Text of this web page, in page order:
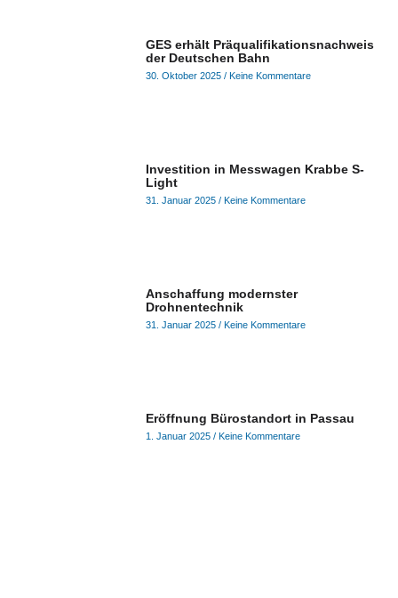
GES erhält Präqualifikationsnachweis
der Deutschen Bahn
30. Oktober 2025 Keine Kommentare
Investition in Messwagen Krabbe S-
Light
31. Januar 2025 Keine Kommentare
Anschaffung modernster
Drohnentechnik
31. Januar 2025 Keine Kommentare
Eröffnung Bürostandort in Passau
1. Januar 2025 Keine Kommentare